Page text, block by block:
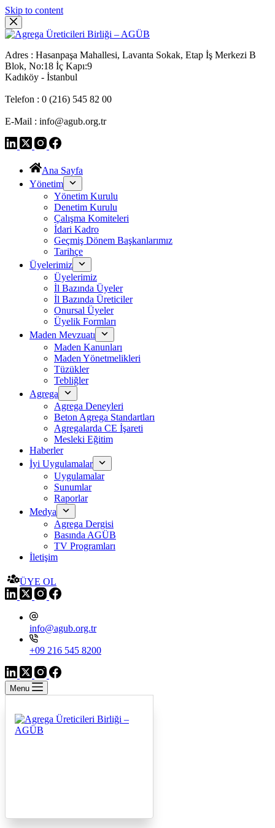
Skip to content
Adres : Hasanpaşa Mahallesi, Lavanta Sokak, Etap İş Merkezi B
Blok, No:18 İç Kapı:9
Kadıköy - İstanbul
Telefon : 0 (216) 545 82 00
E-Mail : info@agub.org.tr
Ana Sayfa
Yönetim
Yönetim Kurulu
Denetim Kurulu
Çalışma Komiteleri
İdari Kadro
Geçmiş Dönem Başkanlarımız
Tarihçe
Üyelerimiz
Üyelerimiz
İl Bazında Üyeler
İl Bazında Üreticiler
Onursal Üyeler
Üyelik Formları
Maden Mevzuatı
Maden Kanunları
Maden Yönetmelikleri
Tüzükler
Tebliğler
Agrega
Agrega Deneyleri
Beton Agrega Standartları
Agregalarda CE İşareti
Mesleki Eğitim
Haberler
İyi Uygulamalar
Uygulamalar
Sunumlar
Raporlar
Medya
Agrega Dergisi
Basında AGÜB
TV Programları
İletişim
ÜYE OL
info@agub.org.tr
+09 216 545 8200
Menu